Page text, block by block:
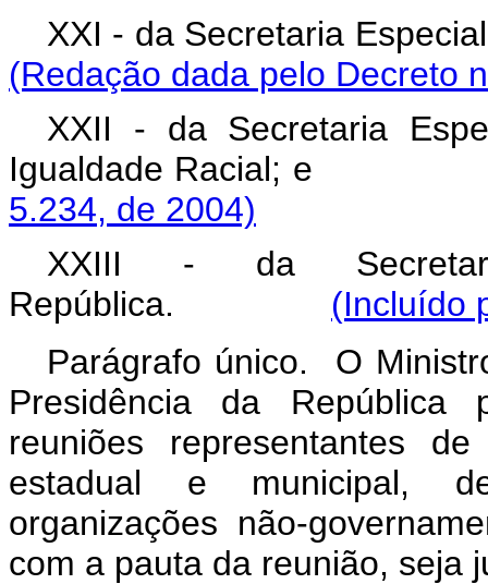
XXI - da Secretaria
(Redação dada pelo Decreto
XXII - da Secretaria
Igualdade
5.234, de 2004)
XXIII - da
República. (Incluído
Parágrafo único. O
Presidência da República
reuniões representantes
estadual e municipal,
organizações não-
com a pauta da reunião, seja